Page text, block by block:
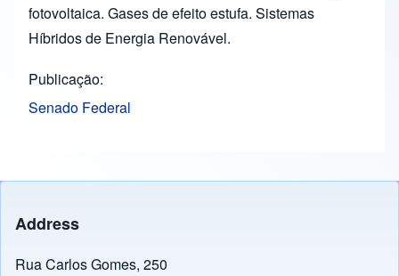
fotovoltaica. Gases de efeito estufa. Sistemas
Híbridos de Energia Renovável.
Publicação
Senado Federal
Address
Rua Carlos Gomes, 250